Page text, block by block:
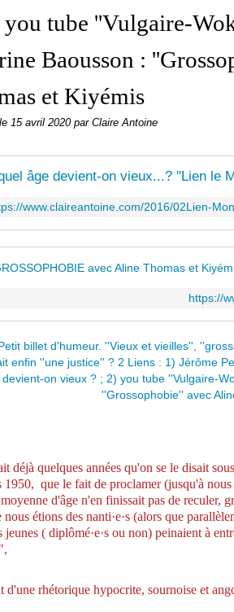
you tube ''Vulgaire-
Baousson :
et Kiyémis
15 avril 2020 par Claire Antoine
https://
déjà quelques années qu'on se le disait
1950, que le fait de proclamer (jusqu'à
d'âge n'en finissait pas de reculer,
nous étions des nanti·e·s (alors que
jeunes ( diplômé·e·s ou non) peinaient à
d'une rhétorique hypocrite, sournoise et